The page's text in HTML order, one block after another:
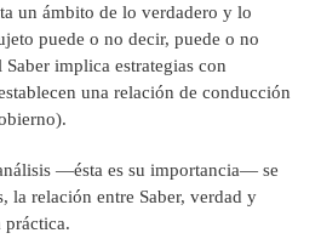
un ámbito de lo verdadero y lo
puede o no decir, puede o no
implica estrategias con
una relación de conducción
—ésta es su importancia— se
la relación entre Saber, verdad y
práctica.